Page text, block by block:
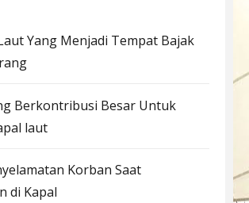
Yang Menjadi Tempat Bajak
Berkontribusi Besar Untuk
laut
Korban Saat
di Kapal